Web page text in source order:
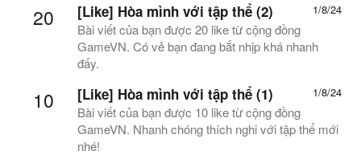
20 1/8/24
[Like] Hòa mình với tập thể (2)
Bài viết của bạn được 20 like từ cộng đồng
GameVN. Có vẻ bạn đang bắt nhịp khá nhanh
đấy.
10 1/8/24
[Like] Hòa mình với tập thể (1)
Bài viết của bạn được 10 like từ cộng đồng
GameVN. Nhanh chóng thích nghi với tập thể mới
nhé!